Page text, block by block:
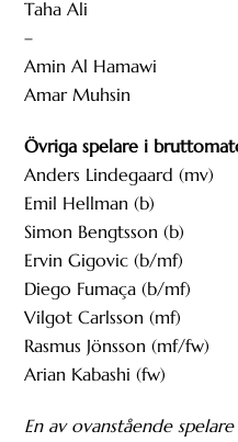
Taha Ali
–
Amin Al Hamawi
Amar Muhsin
Övriga spelare i
Anders Lindegaard (mv)
Emil Hellman (b)
Simon Bengtsson (b)
Ervin Gigovic (b/mf)
Diego Fumaça (b/mf)
Vilgot Carlsson (mf)
Rasmus Jönsson (mf/fw)
Arian Kabashi (fw)
En av ovanstående